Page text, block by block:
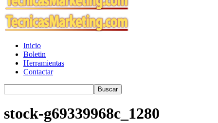
Inicio
Boletin
Herramientas
Contactar
stock-g69339968c_1280